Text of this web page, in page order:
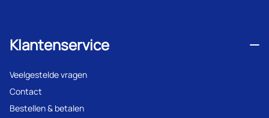
Klantenservice
Veelgestelde vragen
Contact
Bestellen & betalen